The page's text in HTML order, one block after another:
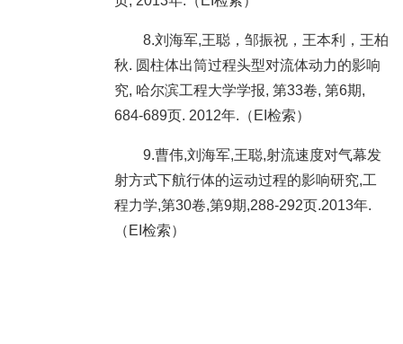
8.刘海军,王聪，邹振祝，王本利，王柏
秋. 圆柱体出筒过程头型对流体动力的影响
究, 哈尔滨工程大学学报, 第33卷, 第6期,
684-689页. 2012年.（EI检索）
9.曹伟,刘海军,王聪,射流速度对气幕发
射方式下航行体的运动过程的影响研究,工
程力学,第30卷,第9期,288-292页.2013年.
（EI检索）